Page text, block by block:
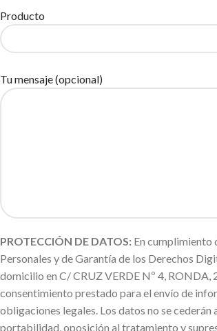
Producto
Tu mensaje (opcional)
PROTECCIÓN DE DATOS: En cumplimiento
Personales y de Garantía de los Derechos
domicilio en C/ CRUZ VERDE Nº 4,
consentimiento prestado para el envío de
obligaciones legales. Los datos no se
portabilidad, oposición al tratamiento y